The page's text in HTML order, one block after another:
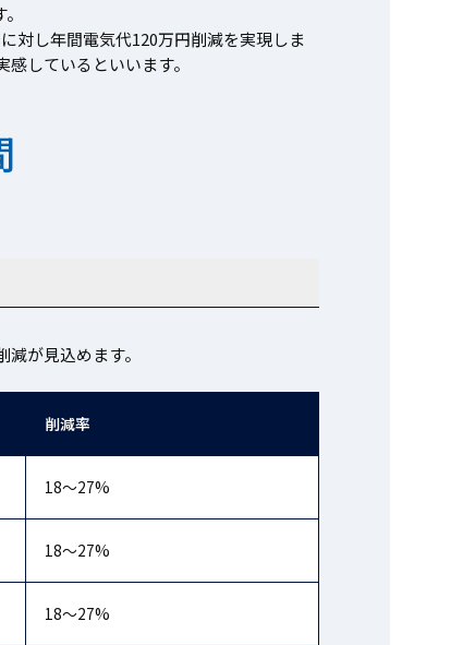
対し年間電気代120万円削減を実現しま
しているといいます。
が見込めます。
削減率
18〜27%
18〜27%
18〜27%